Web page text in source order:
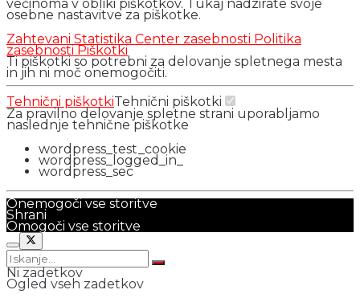
večinoma v obliki piškotkov. Tukaj nadzirate svoje
osebne nastavitve za piškotke.
Zahtevani Statistika Center zasebnosti Politika
zasebnostiPiškotki
Ti piškotki so potrebni za delovanje spletnega mesta
in jih ni moč onemogočiti.
Tehnični piškotkiTehnični piškotki
Za pravilno delovanje spletne strani uporabljamo
naslednje tehnične piškotke
wordpress_test_cookie
wordpress_logged_in_
wordpress_sec
Onemogoči vse storitve
Shrani
Omogoči vse storitve
Ni zadetkov
Ogled vseh zadetkov